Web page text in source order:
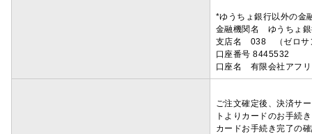
*ゆうちょ銀行以外の金
金融機関名 ゆうちょ
支店名 038 （ゼロサ
口座番号 8445532
口座名 有限会社アフ
ご注文確定後、決済サ
トよりカードのお手続
カードお手続き完了の